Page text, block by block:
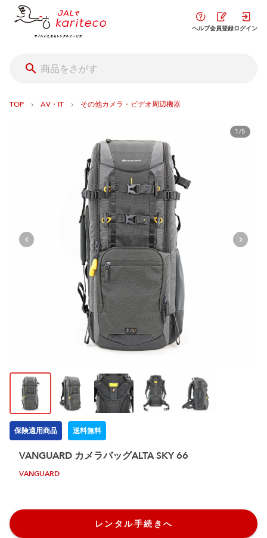
ヘルプ会員登録ログイン
TOP › AV・IT › その他カメラ・ビデオ周辺機器
1/5
保険適用商品 送料無料
VANGUARD カメラバッグALTA SKY 66
VANGUARD
レンタル手続きへ